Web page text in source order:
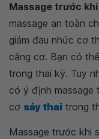
Massage trước
massage an toàn
giảm đau nhức cơ
căng cơ. Bạn có
trong thai kỳ. Tuy
có ý định massage
cơ sảy thai trong
Massage trước khi